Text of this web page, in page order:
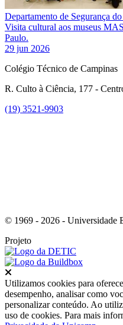
Departamento de Segurança
Visita cultural aos museus
Paulo.
29 jun 2026
Colégio Técnico de Campinas
R. Culto à Ciência, 177 -
(19) 3521-9903
© 1969 - 2026 - Universidade
Projeto
Utilizamos cookies para
desempenho, analisar como
personalizar conteúdo. Ao
uso de cookies. Para mais